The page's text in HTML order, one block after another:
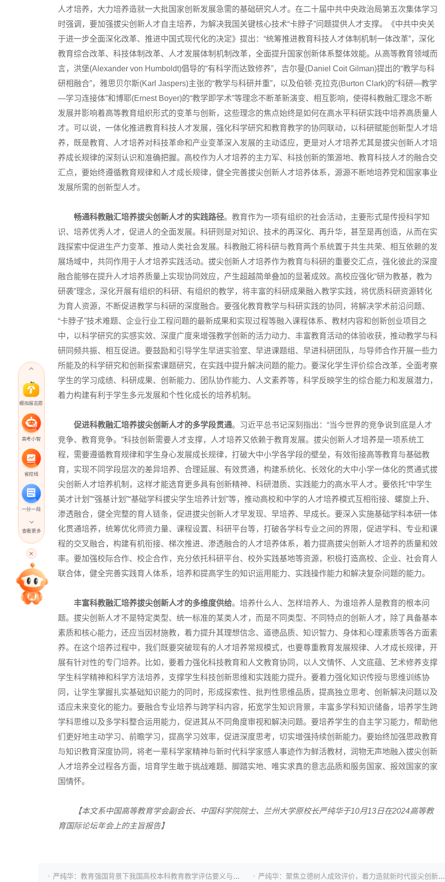
人才培养，大力培养造就一大批国家创新发展急需的基础研究人才。在二十届中共中央政治局第五次集体学习
时强调，要加强拔尖创新人才自主培养，为解决我国关键核心技术“卡脖子”问题提供人才支撑。《中共中央关
于进一步全面深化改革、推进中国式现代化的决定》提出：“统筹推进教育科技人才体制机制一体改革”，深化
教育综合改革、科技体制改革、人才发展体制机制改革，全面提升国家创新体系整体效能。从高等教育领域而
言，洪堡(Alexander von Humboldt)倡导的“有科学而达致修养”，吉尔曼(Daniel Coit Gilman)提出的“教学与科
研相融合”，雅思贝尔斯(Karl Jaspers)主张的“教学与科研并重”，以及伯顿·克拉克(Burton Clark)的“科研—教学
—学习连接体”和博耶(Ernest Boyer)的“教学即学术”等理念不断革新演变、相互影响，使得科教融汇理念不断
发展并影响着高等教育组织形式的变革与创新，这些理念的焦点始终是如何在高水平科研实践中培养高质量人
才。可以说，一体化推进教育科技人才发展，强化科学研究和教育教学的协同联动，以科研赋能创新型人才培
养，既是教育、人才培养对科技革命和产业变革深入发展的主动适应，更是对人才培养尤其是拔尖创新人才培
养成长规律的深刻认识和准确把握。高校作为人才培养的主力军、科技创新的策源地、教育科技人才的融合交
汇点，要始终遵循教育规律和人才成长规律，健全完善拔尖创新人才培养体系，源源不断地培养党和国家事业
发展所需的创新型人才。
畅通科教融汇培养拔尖创新人才的实践路径。教育作为一项有组织的社会活动，主要形式是传授科学知
识、培养优秀人才，促进人的全面发展。科研则是对知识、技术的再深化、再升华，甚至是再创造，从而在实
践探索中促进生产力变革、推动人类社会发展。科教融汇将科研与教育两个系统置于共生共荣、相互依赖的发
展场域中，共同作用于人才培养实践活动。拔尖创新人才培养作为教育与科研的重要交汇点，强化彼此的深度
融合能够在提升人才培养质量上实现协同效应，产生超越简单叠加的显著成效。高校应强化“研为教基，教为
研袭”理念，深化开展有组织的科研、有组织的教学，将丰富的科研成果融入教学实践，将优质科研资源转化
为育人资源，不断促进教学与科研的深度融合。要强化教育教学与科研实践的协同，将解决学术前沿问题、
“卡脖子”技术难题、企业行业工程问题的最新成果和实现过程等融入课程体系、教材内容和创新创业项目之
中，以科学研究的实感实效、深度广度来增强教学创新的活力动力、丰富教育活动的体验收获，推动教学与科
研同频共振、相互促进。要鼓励和引导学生早进实验室、早进课题组、早进科研团队，与导师合作开展一些力
所能及的科学研究和创新探索课题研究，在实践中提升解决问题的能力。要深化学生评价综合改革，全面考察
学生的学习成绩、科研成果、创新能力、团队协作能力、人文素养等，科学反映学生的综合能力和发展潜力，
着力构建有利于学生多元发展和个性化成长的培养机制。
促进科教融汇培养拔尖创新人才的多学段贯通。习近平总书记深刻指出：“当今世界的竞争说到底是人才
竞争、教育竞争。”科技创新需要人才支撑，人才培养又依赖于教育发展。拔尖创新人才培养是一项系统工
程，需要遵循教育规律和学生身心发展成长规律，打破大中小学各学段的壁垒，有效衔接高等教育与基础教
育，实现不同学段层次的差异培养、合理延展、有效贯通，构建系统化、长效化的大中小学一体化的贯通式拔
尖创新人才培养机制，这样才能选育更多具有创新精神、科研潜质、实践能力的高水平人才。要依托“中学生
英才计划”“强基计划”“基础学科拔尖学生培养计划”等，推动高校和中学的人才培养模式互相衔接、螺旋上升、
渗透融合，健全完整的育人链条，促进拔尖创新人才早发现、早培养、早成长。要深入实施基础学科本研一体
化贯通培养，统筹优化师资力量、课程设置、科研平台等，打破各学科专业之间的界限，促进学科、专业和课
程的交叉融合，构建有机衔接、梯次推进、渗透融合的人才培养体系，着力提高拔尖创新人才培养的质量和效
率。要加强校际合作、校企合作，充分依托科研平台、校外实践基地等资源，积极打造高校、企业、社会育人
联合体，健全完善实践育人体系，培养和提高学生的知识运用能力、实践操作能力和解决复杂问题的能力。
丰富科教融汇培养拔尖创新人才的多维度供给。培养什么人、怎样培养人、为谁培养人是教育的根本问
题。拔尖创新人才不是特定类型、统一标准的某类人才，而是不同类型、不同特点的创新人才，除了具备基本
素质和核心能力，还应当因材施教，着力提升其理想信念、道德品质、知识智力、身体和心理素质等各方面素
养。在这个培养过程中，我们既要突破现有的人才培养常规模式，也要尊重教育发展规律、人才成长规律，开
展有针对性的专门培养。比如，要着力强化科技教育和人文教育协同，以人文情怀、人文底蕴、艺术修养支撑
学生科学精神和科学方法培养，支撑学生科技创新思维和实践能力提升。要着力强化知识传授与思维训练协
同，让学生掌握扎实基础知识能力的同时，形成探索性、批判性思维品质，提高独立思考、创新解决问题以及
适应未来变化的能力。要融合专业培养与跨学科内容，拓宽学生知识背景，丰富多学科知识储备，培养学生跨
学科思维以及多学科整合运用能力，促进其从不同角度审视和解决问题。要培养学生的自主学习能力，帮助他
们更好地主动学习、前瞻学习，提高学习效率，促进深度思考，切实增强持续创新能力。要始终加强思政教育
与知识教育深度协同，将老一辈科学家精神与新时代科学家感人事迹作为鲜活教材，润物无声地融入拔尖创新
人才培养全过程各方面，培育学生敢于挑战难题、脚踏实地、唯实求真的意志品质和服务国家、报效国家的家
国情怀。
【本文系中国高等教育学会副会长、中国科学院院士、兰州大学原校长严纯华于10月13日在2024高等教
育国际论坛年会上的主旨报告】
模拟报志愿
高考小智
省控线
一分一段
高考直播
专家指导课
查看更多